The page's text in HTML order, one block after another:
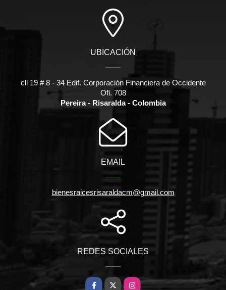
UBICACIÓN
cll 19 # 8 - 34 Edif. Corporación Financiera de Occidente
Ofi. 708
Pereira - Risaralda - Colombia
EMAIL
bienesraicesrisaraldacm@gmail.com
REDES SOCIALES
Facebook
X Instagram